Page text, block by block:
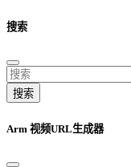
搜索
搜索
Arm 视频URL生成器